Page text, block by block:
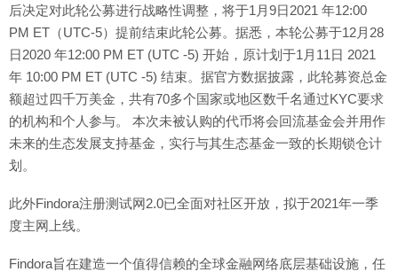
后决定对此轮公募进行战略性调整，将于1月9日2021 年12:00
PM ET（UTC-5）提前结束此轮公募。据悉，本轮公募于12月28
日2020 年12:00 PM ET (UTC -5) 开始，原计划于1月11日 2021
年 10:00 PM ET (UTC -5) 结束。据官方数据披露，此轮募资总金
额超过四千万美金，共有70多个国家或地区数千名通过KYC要求
的机构和个人参与。 本次未被认购的代币将会回流基金会并用作
未来的生态发展支持基金，实行与其生态基金一致的长期锁仓计
划。
此外Findora注册测试网2.0已全面对社区开放，拟于2021年一季
度主网上线。
Findora旨在建造一个值得信赖的全球金融网络底层基础设施，任